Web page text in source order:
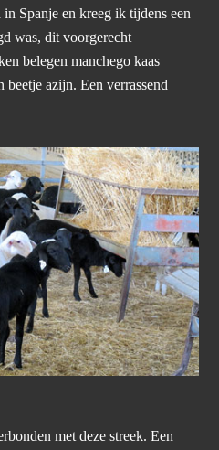
Spanje en kreeg ik tijdens een
was, dit voorgerecht
belegen manchego kaas
beetje azijn. Een verrassend
met deze streek. Een